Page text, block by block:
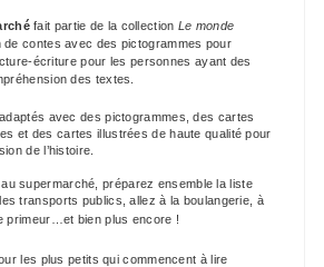
fait partie de la collection Le monde
de contes avec des pictogrammes pour
écriture pour les personnes ayant des
des textes.
avec des pictogrammes, des cartes
et des cartes illustrées de haute qualité pour
de l’histoire.
supermarché, préparez ensemble la liste
s transports publics , allez à la boulangerie, à
primeur…et bien plus encore !
les plus petits qui commencent à lire